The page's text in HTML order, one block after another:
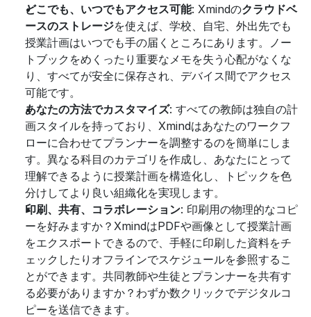
どこでも、いつでもアクセス可能: Xmindのクラウドベ
ースのストレージを使えば、学校、自宅、外出先でも
授業計画はいつでも手の届くところにあります。ノー
トブックをめくったり重要なメモを失う心配がなくな
り、すべてが安全に保存され、デバイス間でアクセス
可能です。
あなたの方法でカスタマイズ: すべての教師は独自の計
画スタイルを持っており、Xmindはあなたのワークフ
ローに合わせてプランナーを調整するのを簡単にしま
す。異なる科目のカテゴリを作成し、あなたにとって
理解できるように授業計画を構造化し、トピックを色
分けしてより良い組織化を実現します。
印刷、共有、コラボレーション: 印刷用の物理的なコピ
ーを好みますか？XmindはPDFや画像として授業計画
をエクスポートできるので、手軽に印刷した資料をチ
ェックしたりオフラインでスケジュールを参照するこ
とができます。共同教師や生徒とプランナーを共有す
る必要がありますか？わずか数クリックでデジタルコ
ピーを送信できます。